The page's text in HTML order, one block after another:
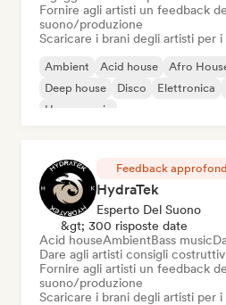
Fornire agli artisti un feedback
suono/produzione
Scaricare i brani degli artisti per
Ambient Acid house
Afro
Deep house
Disco Elettronica
House music
Feedback
HydraTek
Esperto Del Suono
&gt; 300 risposte date
Acid houseAmbientBass music
Dare agli artisti consigli
Fornire agli artisti un feedback
suono/produzione
Scaricare i brani degli artisti per